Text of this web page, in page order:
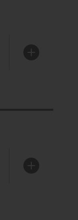
ENTER
ENTER